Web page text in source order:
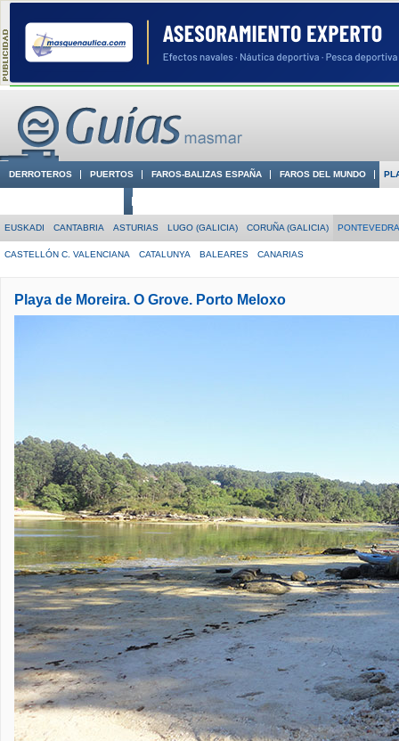
DERROTEROS PUERTOS FAROS-BALIZAS ESPAÑA FAROS DEL MUNDO
EUSKADI CANTABRIA ASTURIAS LUGO (GALICIA) CORUÑA (GALICIA)
CASTELLÓN C. VALENCIANA CATALUNYA BALEARES CANARIAS
Playa de Moreira. O Grove. Porto Meloxo